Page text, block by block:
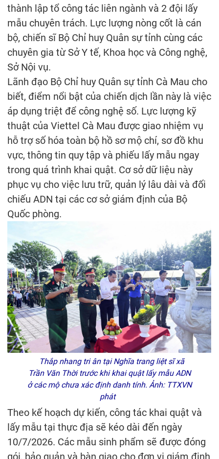
thành lập tổ công tác liên ngành và 2 đội lấy
mẫu chuyên trách. Lực lượng nòng cốt là cán
bộ, chiến sĩ Bộ Chỉ huy Quân sự tỉnh cùng các
chuyên gia từ Sở Y tế, Khoa học và Công nghệ,
Sở Nội vụ.
Lãnh đạo Bộ Chỉ huy Quân sự tỉnh Cà Mau cho
biết, điểm nổi bật của chiến dịch lần này là việc
áp dụng triệt để công nghệ số. Lực lượng kỹ
thuật của Viettel Cà Mau được giao nhiệm vụ
hỗ trợ số hóa toàn bộ hồ sơ mộ chí, sơ đồ khu
vực, thông tin quy tập và phiếu lấy mẫu ngay
trong quá trình khai quật. Cơ sở dữ liệu này
phục vụ cho việc lưu trữ, quản lý lâu dài và đối
chiếu ADN tại các cơ sở giám định của Bộ
Quốc phòng.
Thắp nhang tri ân tại Nghĩa trang liệt sĩ xã
Trần Văn Thời trước khi khai quật lấy mẫu ADN
ở các mộ chưa xác định danh tính. Ảnh: TTXVN
phát
Theo kế hoạch dự kiến, công tác khai quật và
lấy mẫu tại thực địa sẽ kéo dài đến ngày
10/7/2026. Các mẫu sinh phẩm sẽ được đóng
gói, bảo quản và bàn giao cho đơn vị giám định